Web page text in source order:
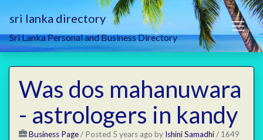
sri lanka directory
Sri Lanka Personal and Business Directory
Was dos mahanuwara
- astrologers in kandy
Business Page/ Posted 5 years ago by Ishini Samadhi/ 1649